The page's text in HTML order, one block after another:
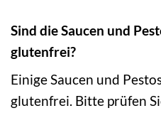
Sind die Saucen und
glutenfrei?
Einige Saucen und
glutenfrei. Bitte prüfen